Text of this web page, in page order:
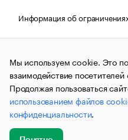
Информация об
Правовая информация
О
© АО
и материалы
(зарегистрировано
связи, информационных
коммуникаций
№ФС77-63848)
публикации могут содержать
не предназначенную для
Мы используем cookie. Это
взаимодействие
Продолжая пользоваться
использованием файлов
конфиденциальности.